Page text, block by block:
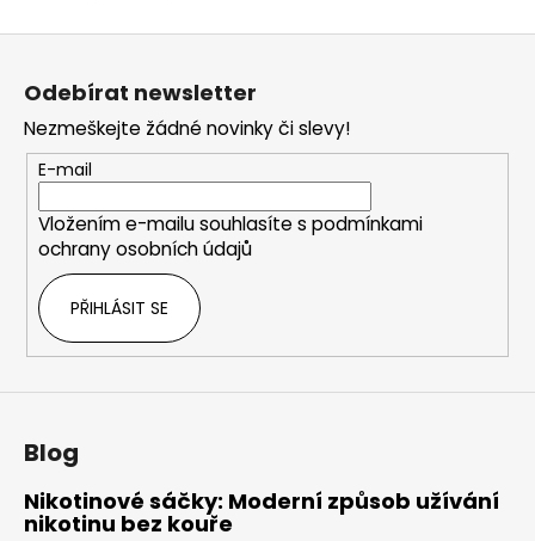
Z
Odebírat newsletter
Nezmeškejte žádné novinky či slevy!
E-mail
Vložením e-mailu souhlasíte s podmínkami
ochrany osobních údajů
PŘIHLÁSIT SE
Blog
Nikotinové sáčky: Moderní způsob užívání
nikotinu bez kouře